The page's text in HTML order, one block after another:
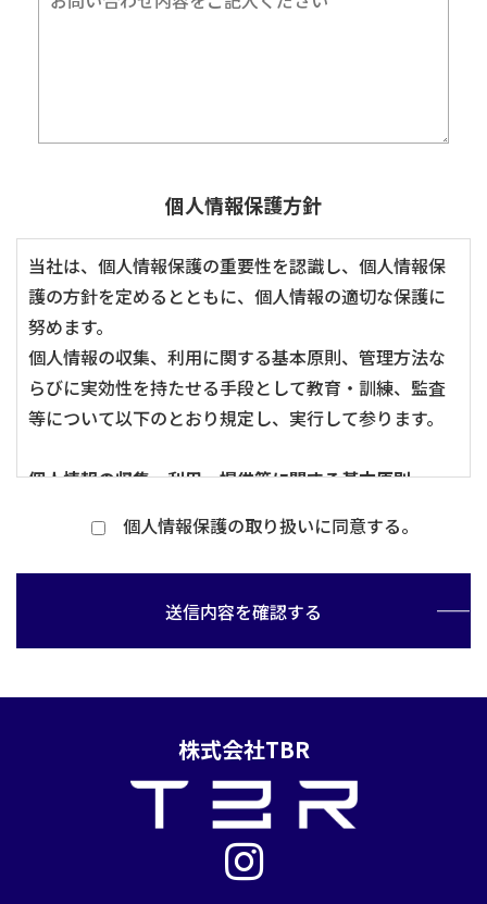
個人情報保護方針
当社は、個人情報保護の重要性を認識し、個人情報保
護の方針を定めるとともに、個人情報の適切な保護に
努めます。
個人情報の収集、利用に関する基本原則、管理方法な
らびに実効性を持たせる手段として教育・訓練、監査
等について以下のとおり規定し、実行して参ります。
個人情報の収集、利用、提供等に関する基本原則
により、本人の同意を得た上で行います。
2.収集にあたっては、利用目的を明確にし、その目的の
ために必要な範囲内にとどめます。
ある場合以外には収集しません。
る場合や外部へ委託する場合は、個人情報に関する秘
密の保持、再委託に関する事項、事故時の責任分担、
契約終了時の個人情報の返却および消去等について定
5.個人情報は、本人の同意を得た範囲内で利用、提供
個人情報保護の取り扱いに同意する。
送信内容を確認する
株式会社TBR